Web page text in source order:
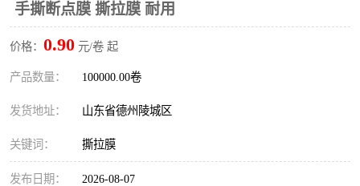
手撕断点膜 撕拉膜 耐用
价格： 0.90 元/卷 起
产品数量： 100000.00卷
发货地址： 山东省德州陵城区
关键词： 撕拉膜
发布日期： 2026-08-07